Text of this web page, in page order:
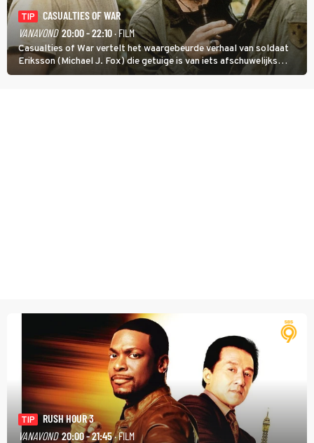
TIP
CASUALTIES OF WAR
VANAVOND 20:00 - 22:10· FILM
Casualties of War vertelt het waargebeurde verhaal van soldaat
Eriksson (Michael J. Fox) die getuige is van iets afschuwelijks
tijdens de Vietnamoorlog. Hij besluit uit de school te klappen.
TIP
RUSH HOUR 3
VANAVOND 20:00 - 21:45· FILM